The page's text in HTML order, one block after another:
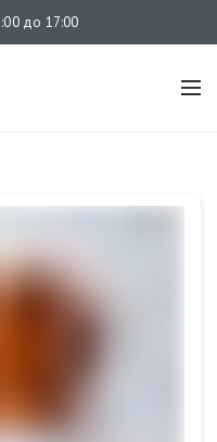
до 17:00